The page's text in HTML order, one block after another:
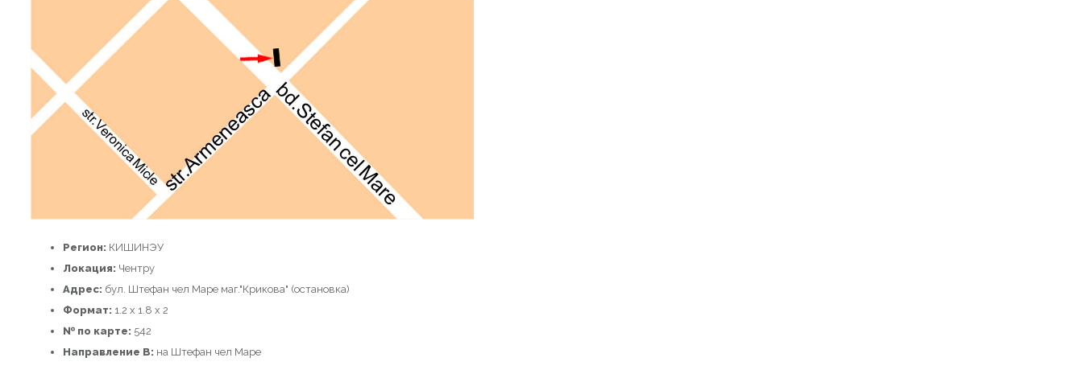
Регион: КИШИНЭУ
Локация: Чентру
Адрес: бул. Штефан чел Маре маг."Крикова" (остановка)
Формат: 1.2 x 1.8 x 2
№ по карте: 542
Направление B: на Штефан чел Маре